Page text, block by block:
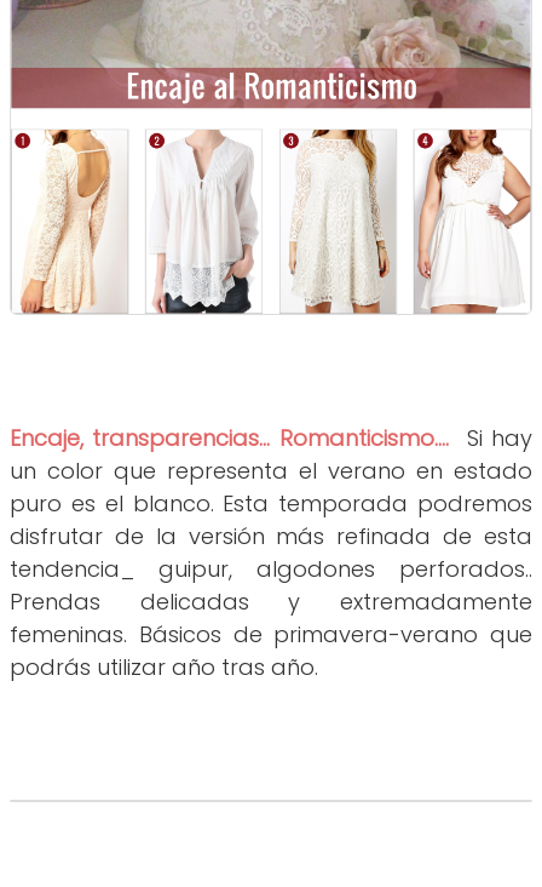
Encaje, transparencias... Romanticismo.... Si hay
un color que representa el verano en estado
puro es el blanco. Esta temporada podremos
disfrutar de la versión más refinada de esta
tendencia_ guipur, algodones perforados..
Prendas delicadas y extremadamente
femeninas. Básicos de primavera-verano que
podrás utilizar año tras año.